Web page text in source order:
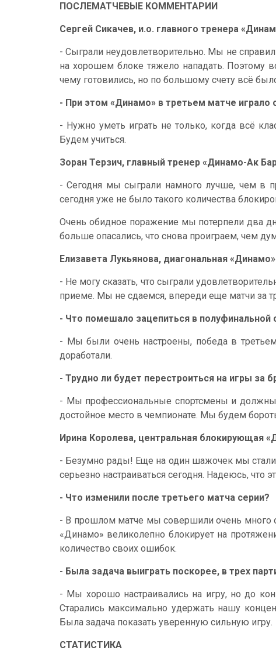
ПОСЛЕМАТЧЕВЫЕ КОММЕНТАРИИ
Сергей Сикачев, и.о. главного тренера
- Сыграли неудовлетворительно. Мы не
на хорошем блоке тяжело нападать. Поэтому
чему готовились, но по большому счету всё
- При этом «Динамо» в третьем матче
- Нужно уметь играть не только, когда всё
Будем учиться.
Зоран Терзич, главный тренер «Динамо-Ак
- Сегодня мы сыграли намного лучше, чем в
сегодня уже не было такого количества
Очень обидное поражение мы потерпели два
больше опасались, что снова проиграем, чем
Елизавета Лукьянова, диагональная
- Не могу сказать, что сыграли
приеме. Мы не сдаемся, впереди еще матчи за
- Что помешало зацепиться в полуфинальной
- Мы были очень настроены, победа в
доработали.
- Трудно ли будет перестроиться на игры за
- Мы профессиональные спортсмены и
достойное место в чемпионате. Мы будем
Ирина Королева, центральная блокирующая
- Безумно рады! Еще на один шажочек мы
серьезно настраиваться сегодня. Надеюсь, что
- Что изменили после третьего матча серии?
- В прошлом матче мы совершили очень много
«Динамо» великолепно блокирует на
количество своих ошибок.
- Была задача выиграть поскорее, в трех
- Мы хорошо настраивались на игру, но до
Старались максимально удержать нашу
Была задача показать уверенную сильную игру.
СТАТИСТИКА